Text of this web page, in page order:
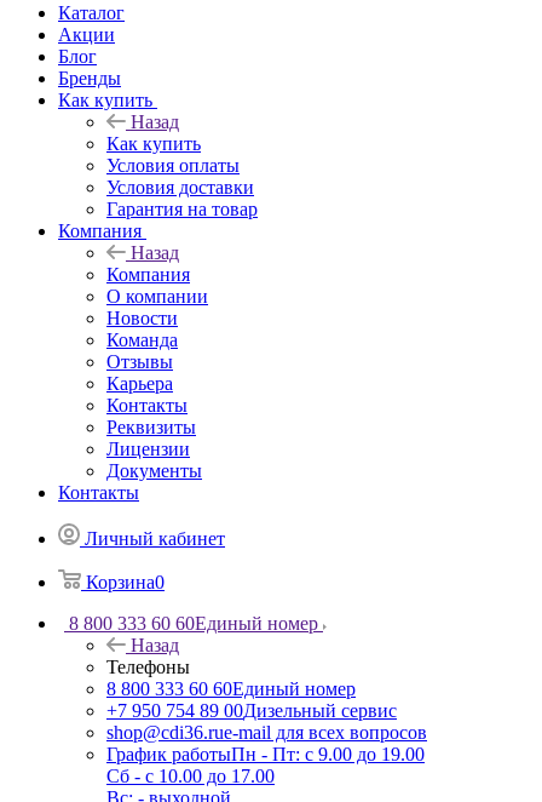
Каталог
Акции
Блог
Бренды
Как купить
Назад
Как купить
Условия оплаты
Условия доставки
Гарантия на товар
Компания
Назад
Компания
О компании
Новости
Команда
Отзывы
Карьера
Контакты
Реквизиты
Лицензии
Документы
Контакты
Личный кабинет
Корзина0
8 800 333 60 60Единый номер
Назад
Телефоны
8 800 333 60 60Единый номер
+7 950 754 89 00Дизельный сервис
shop@cdi36.rue-mail для всех вопросов
График работыПн - Пт: с 9.00 до 19.00
Сб - с 10.00 до 17.00
Вс: - выходной